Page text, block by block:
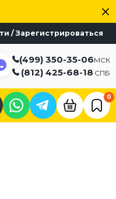
/ Зарегистрироваться
(499) 350-35-06МСК
(812) 425-68-18 СПБ
0